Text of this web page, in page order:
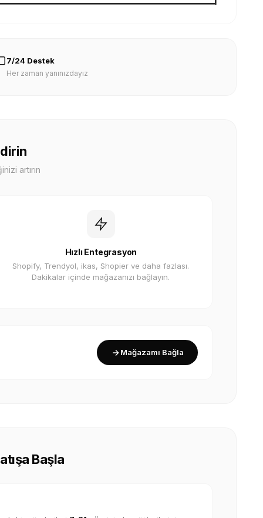
7/24 Destek
Her zaman yanınızdayız
artırın
Hızlı Entegrasyon
Shopify, Trendyol, ikas, Shopier ve daha fazlası.
Dakikalar içinde mağazanızı bağlayın.
Mağazamı Bağla
Başla